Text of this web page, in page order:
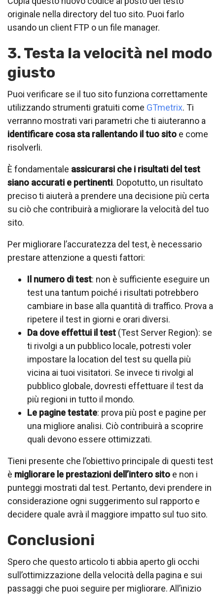
originale nella directory del tuo sito. Puoi farlo
usando un client FTP o un file manager.
3. Testa la velocità nel modo
giusto
Puoi verificare se il tuo sito funziona correttamente
utilizzando strumenti gratuiti come GTmetrix. Ti
verranno mostrati vari parametri che ti aiuteranno a
identificare cosa sta rallentando il tuo sito e come
risolverli.
È fondamentale assicurarsi che i risultati del test
siano accurati e pertinenti. Dopotutto, un risultato
preciso ti aiuterà a prendere una decisione più certa
su ciò che contribuirà a migliorare la velocità del tuo
sito.
Per migliorare l’accuratezza del test, è necessario
prestare attenzione a questi fattori:
Il numero di test: non è sufficiente eseguire un
test una tantum poiché i risultati potrebbero
cambiare in base alla quantità di traffico. Prova a
ripetere il test in giorni e orari diversi.
Da dove effettui il test (Test Server Region): se
ti rivolgi a un pubblico locale, potresti voler
impostare la location del test su quella più
vicina ai tuoi visitatori. Se invece ti rivolgi al
pubblico globale, dovresti effettuare il test da
più regioni in tutto il mondo.
Le pagine testate: prova più post e pagine per
una migliore analisi. Ciò contribuirà a scoprire
quali devono essere ottimizzati.
Tieni presente che l’obiettivo principale di questi test
è migliorare le prestazioni dell’intero sito e non i
punteggi mostrati dal test. Pertanto, devi prendere in
considerazione ogni suggerimento sul rapporto e
decidere quale avrà il maggiore impatto sul tuo sito.
Conclusioni
Spero che questo articolo ti abbia aperto gli occhi
sull’ottimizzazione della velocità della pagina e sui
passaggi che puoi seguire per migliorare. All’inizio